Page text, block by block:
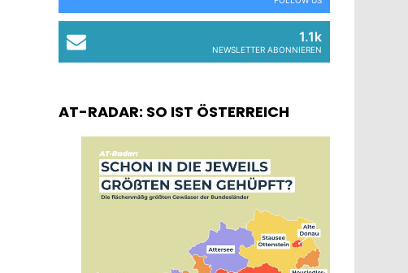
1.1k
NEWSLETTER ABONNIEREN
AT-RADAR: SO IST ÖSTERREICH